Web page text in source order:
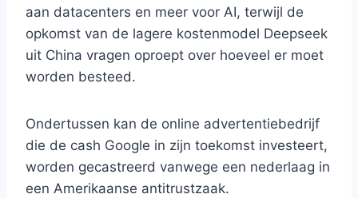
aan datacenters en meer voor AI, terwijl de
opkomst van de lagere kostenmodel Deepseek
uit China vragen oproept over hoeveel er moet
worden besteed.
Ondertussen kan de online advertentiebedrijf
die de cash Google in zijn toekomst investeert,
worden gecastreerd vanwege een nederlaag in
een Amerikaanse antitrustzaak.